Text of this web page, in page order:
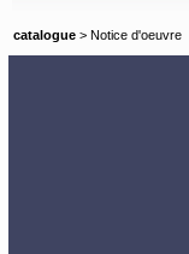
catalogue > Notice d'oeuvre